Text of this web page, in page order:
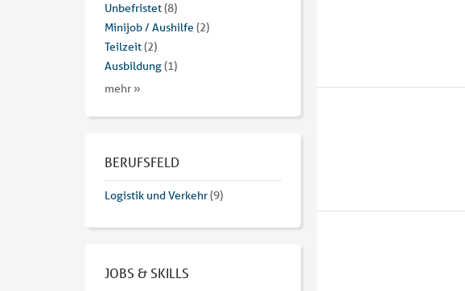
Unbefristet(8)
Minijob / Aushilfe (2)
Teilzeit(2)
Ausbildung(1)
mehr »
BERUFSFELD
Logistik und Verkehr(9)
JOBS & SKILLS